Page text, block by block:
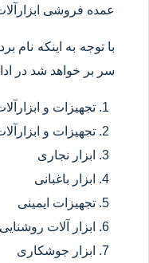
عمده فروشی
با توجه به اینکه نام
سر بر خواهد شد در
تجهیزات و
تجهیزات و
ابزار نجاری
ابزار باغبانی
تجهیزات ایمینی
ابزار آلات
ابزار جوشکاری